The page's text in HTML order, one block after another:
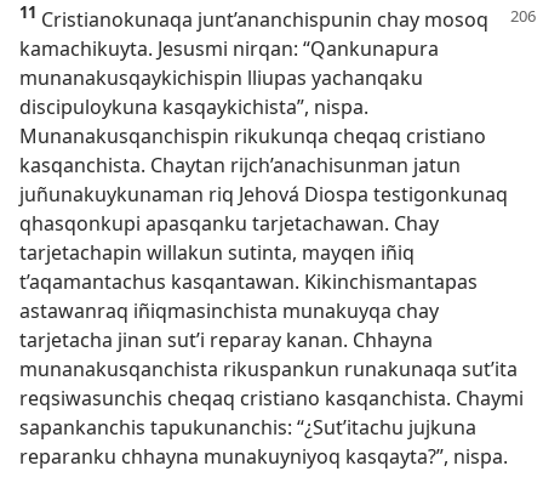
11 Cristianokunaqa junt’ananchispunin chay mosoq
kamachikuyta. Jesusmi nirqan: “Qankunapura
munanakusqaykichispin lliupas yachanqaku
discipuloykuna kasqaykichista”, nispa.
Munanakusqanchispin rikukunqa cheqaq cristiano
kasqanchista. Chaytan rijch’anachisunman jatun
juñunakuykunaman riq Jehová Diospa testigonkunaq
qhasqonkupi apasqanku tarjetachawan. Chay
tarjetachapin willakun sutinta, mayqen iñiq
t’aqamantachus kasqantawan. Kikinchismantapas
astawanraq iñiqmasinchista munakuyqa chay
tarjetacha jinan sut’i reparay kanan. Chhayna
munanakusqanchista rikuspankun runakunaqa sut’ita
reqsiwasunchis cheqaq cristiano kasqanchista. Chaymi
sapankanchis tapukunanchis: “¿Sut’itachu jujkuna
reparanku chhayna munakuyniyoq kasqayta?”, nispa.